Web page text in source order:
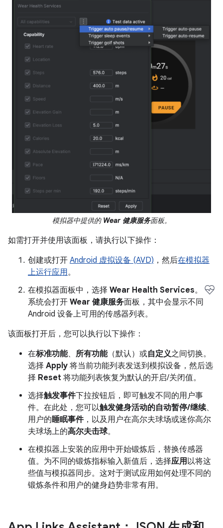
模拟器中提供的 Wear 健康服务面板。
如需打开并使用该面板，请执行以下操作：
创建或打开 Android 虚拟设备 (AVD) ，然后在模拟器
上运行应用。
在模拟器面板中，选择 Wear Health Services。
系统会打开 Wear 健康服务面板，其中会显示不同
Android 设备上可用的传感器列表。
该面板打开后，您可以执行以下操作：
在标准功能、 所有功能（默认）或自定义之间切换。
选择 Apply 将当前功能列表发送到模拟设备，然后选
择 Reset 将功能列表恢复为默认的开启/关闭值。
选择触发事件下拉按钮后，即可触发不同的用户事
件。在此处，您可以触发健身活动的自动暂停/继续、
用户的睡眠事件，以及用户在高尔夫球场或迷你高尔
夫球场上的高尔夫击球。
在模拟器上安装的应用中开始锻炼后，替换传感器
值。为不同的锻炼指标输入新值后，选择应用以将这
些值与模拟器同步。这对于测试应用如何处理不同的
锻炼条件和用户的健身趋势非常有用。